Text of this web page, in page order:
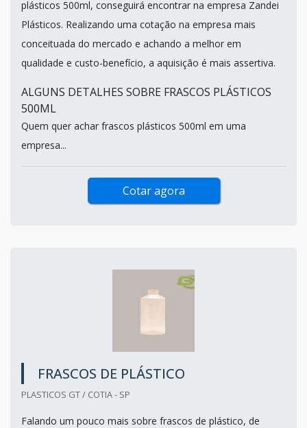
plásticos 500ml, conseguirá encontrar na empresa Zandei
Plásticos. Realizando uma cotação na empresa mais
conceituada do mercado e achando a melhor em
qualidade e custo-benefício, a aquisição é mais assertiva.
ALGUNS DETALHES SOBRE FRASCOS PLÁSTICOS
500ML
Quem quer achar frascos plásticos 500ml em uma
empresa...
Cotar agora
FRASCOS DE PLÁSTICO
PLASTICOS GT / COTIA - SP
Falando um pouco mais sobre frascos de plástico, de